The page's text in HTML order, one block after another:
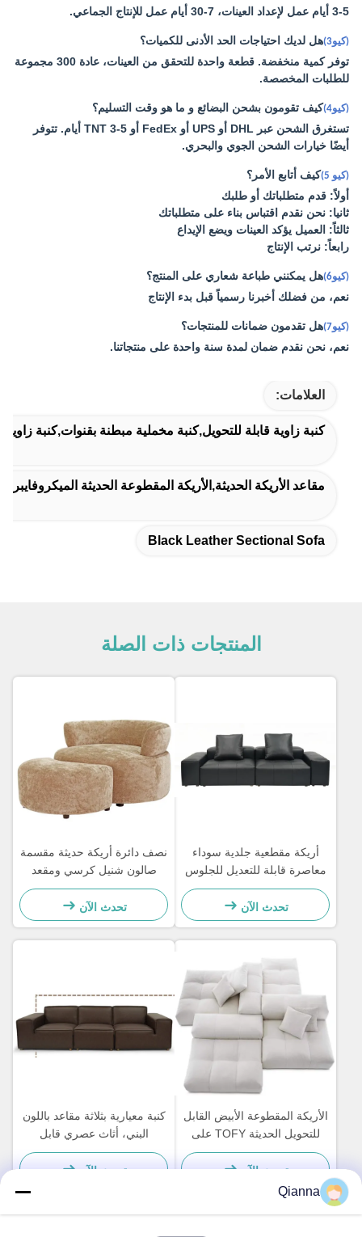
3-5 أيام عمل لإعداد العينات، 7-30 أيام عمل للإنتاج الجماعي.
(كيو3)
هل لديك احتياجات الحد الأدنى للكميات؟
توفر كمية منخفضة. قطعة واحدة للتحقق من العينات، عادة 300 مجموعة
للطلبات المخصصة.
(كيو4)
كيف تقومون بشحن البضائع و ما هو وقت التسليم؟
تستغرق الشحن عبر DHL أو UPS أو FedEx أو TNT 3-5 أيام. تتوفر
أيضًا خيارات الشحن الجوي والبحري.
(كيو 5)
كيف أتابع الأمر؟
أولاً: قدم متطلباتك أو طلبك
ثانيا: نحن نقدم اقتباس بناء على متطلباتك
ثالثاً: العميل يؤكد العينات ويضع الإيداع
رابعاً: نرتب الإنتاج
(كيو6)
هل يمكنني طباعة شعاري على المنتج؟
نعم، من فضلك أخبرنا رسمياً قبل بدء الإنتاج
(كيو7)
هل تقدمون ضمانات للمنتجات؟
نعم، نحن نقدم ضمان لمدة سنة واحدة على منتجاتنا.
العلامات:
كنبة زاوية قابلة للتحويل,كنبة مخملية مبطنة بقنوات,كنبة
مقاعد الأريكة الحديثة,الأريكة المقطوعة الحديثة
Black Leather Sectional Sofa
المنتجات ذات الصلة
أريكة مقطعية جلدية سوداء
معاصرة قابلة للتعديل للجلوس
العميق للمساحات المعيشية
تحدث الآن
نصف دائرة أريكة حديثة مقسمة
صالون شنيل كرسي ومقعد
تحدث الآن
الأريكة المقطوعة الأبيض القابل
للتحويل الحديثة TOFY على
شكل غرفة المعيشة
تحدث الآن
كنبة معيارية بثلاثة مقاعد باللون
البني، أثاث عصري قابل
للتخصيص
تحدث الآن
Qianna